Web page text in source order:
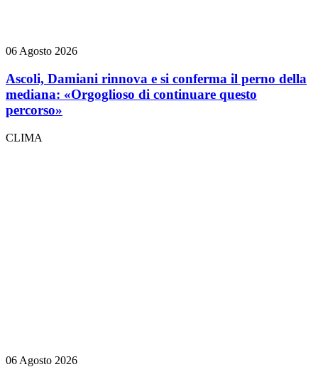
06 Agosto 2026
Ascoli, Damiani rinnova e si conferma il perno della
mediana: «Orgoglioso di continuare questo
percorso»
CLIMA
06 Agosto 2026